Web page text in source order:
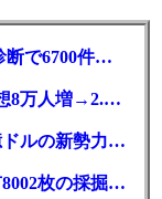
【今日の仮想通貨】AIのBTC脆弱性診断で6700件の指摘。赤字マイニング企業はAIに賭ける
【今日のマクロ経済】米7月雇用「予想8万人増→2.3万人減」で利上げ観測後退
仮想通貨ETFの裏側に変化、1日100億ドルの新勢力がSEC登録
ビットコイン購入の原資は増資？保有8002枚の採掘企業の実態とは